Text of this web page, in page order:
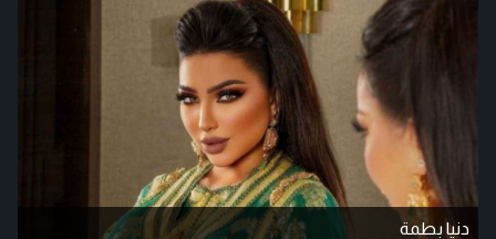
دنيا بطمة